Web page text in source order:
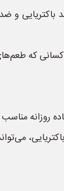
و ضد
کسانی که
روزانه